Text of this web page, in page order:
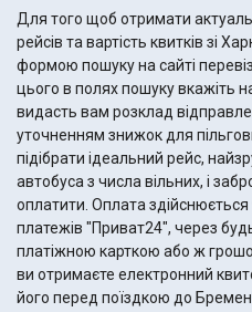
Для того щоб отримати
рейсів та вартість квитків зі
формою пошуку на сайті
цього в полях пошуку вкажіть
видасть вам розклад
уточненням знижок для пільговиків. Ви одразу
підібрати ідеальний рейс,
автобуса з числа вільних, і
оплатити. Оплата
платежів "Приват24", через
платіжною карткою або ж грошовим
ви отримаєте електронний
його перед поїздкою до